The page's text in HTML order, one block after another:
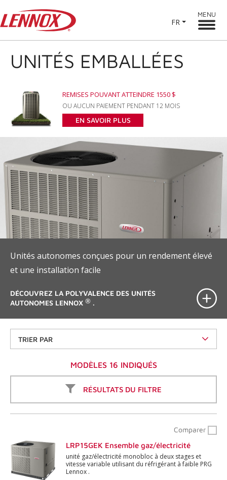
FR
MENU
UNITÉS EMBALLÉES
REMISES POUVANT ATTEINDRE 1550 $
OU AUCUN PAIEMENT PENDANT 12 MOIS
EN SAVOIR PLUS
Unités autonomes conçues pour un rendement élevé
et une installation facile
DÉCOUVREZ LA POLYVALENCE DES UNITÉS
AUTONOMES LENNOX ® .
TRIER PAR
MODÈLES 16 INDIQUÉS
RÉSULTATS DU FILTRE
Comparer
LRP15GEK Ensemble gaz/électricité
unité gaz/électricité monobloc à deux stages et
vitesse variable utilisant du réfrigérant à faible PRG
Lennox .